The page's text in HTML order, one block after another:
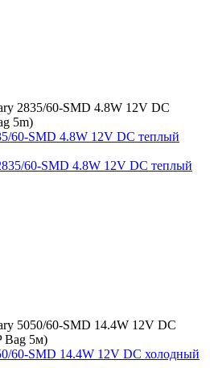
2835/60-SMD 4.8W 12V DC
5m)
60-SMD 4.8W 12V DC теплый
5050/60-SMD 14.4W 12V DC
Bag 5м)
60-SMD 14.4W 12V DC холодный